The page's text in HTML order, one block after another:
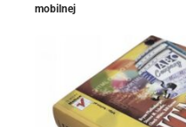
mobilnej